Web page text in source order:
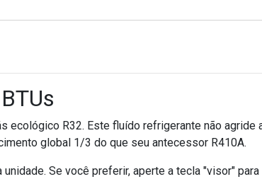
ecológico R32. Este fluído refrigerante não agride
global 1/3 do que seu antecessor R410A.
Se você preferir, aperte a tecla "visor"